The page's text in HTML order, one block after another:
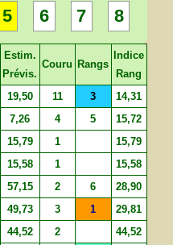
5 6 7 8
Estim.
Prévis.
Couru Rangs
Indice
Rang
19,50 11 3 14,31
7,26 4 5 15,72
15,79 1 15,79
15,58 1 15,58
57,15 2 6 28,90
49,73 3 1 29,81
44,52 2 44,52